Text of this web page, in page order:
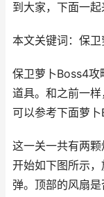
到大家，下面一起
本文关键词：保
保卫萝卜Boss4攻
道具。和之前一
可以参考下面萝卜
这一关一共有两
开始如下图所示
弹。顶部的风扇